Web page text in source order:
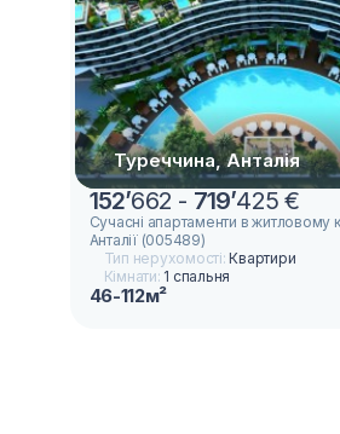
Туреччина, Анталія
152’662 - 719’425 €
Сучасні апартаменти в житловому
Анталії (005489)
Тип нерухомості:Квартири
Кімнати: 1 спальня
46-112м²